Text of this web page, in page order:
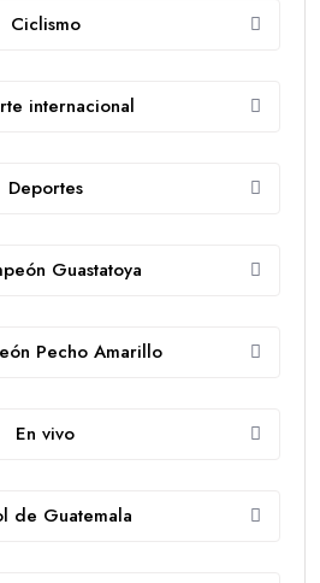
Ciclismo
internacional
Deportes
Guastatoya
Pecho Amarillo
En vivo
de Guatemala